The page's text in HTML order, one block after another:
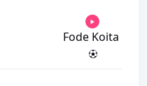
Fode Koita